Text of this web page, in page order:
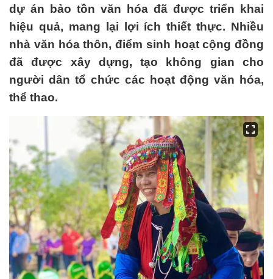
dự án bảo tồn văn hóa đã được triển khai
hiệu quả, mang lại lợi ích thiết thực. Nhiều
nhà văn hóa thôn, điểm sinh hoạt cộng đồng
đã được xây dựng, tạo không gian cho
người dân tổ chức các hoạt động văn hóa,
thể thao.